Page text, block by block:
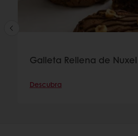
Galleta Rellena de Nuxel
Descubra